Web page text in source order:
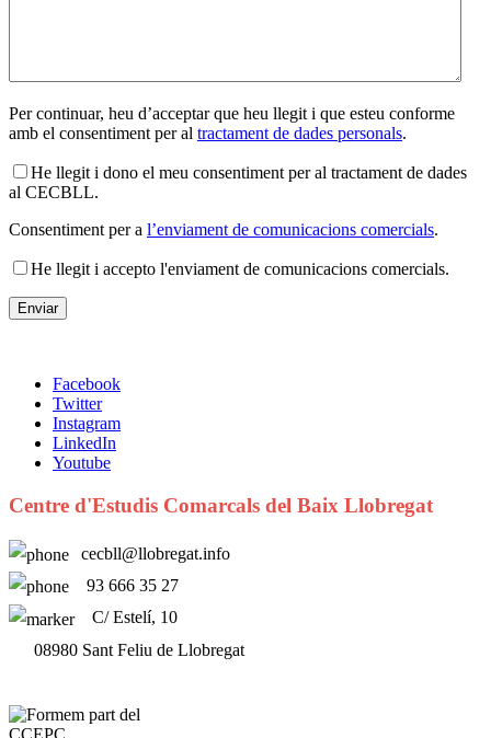
Per continuar, heu d’acceptar que heu llegit i que esteu conforme
amb el consentiment per al tractament de dades personals.
He llegit i dono el meu consentiment per al tractament de dades
al CECBLL.
Consentiment per a l’enviament de comunicacions comercials.
He llegit i accepto l'enviament de comunicacions comercials.
Facebook
Twitter
Instagram
LinkedIn
Youtube
Centre d'Estudis Comarcals del Baix Llobregat
cecbll@llobregat.info
93 666 35 27
C/ Estelí, 10
08980 Sant Feliu de Llobregat